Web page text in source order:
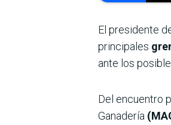
El presidente
principales
ante los
Del encuentro
Ganadería